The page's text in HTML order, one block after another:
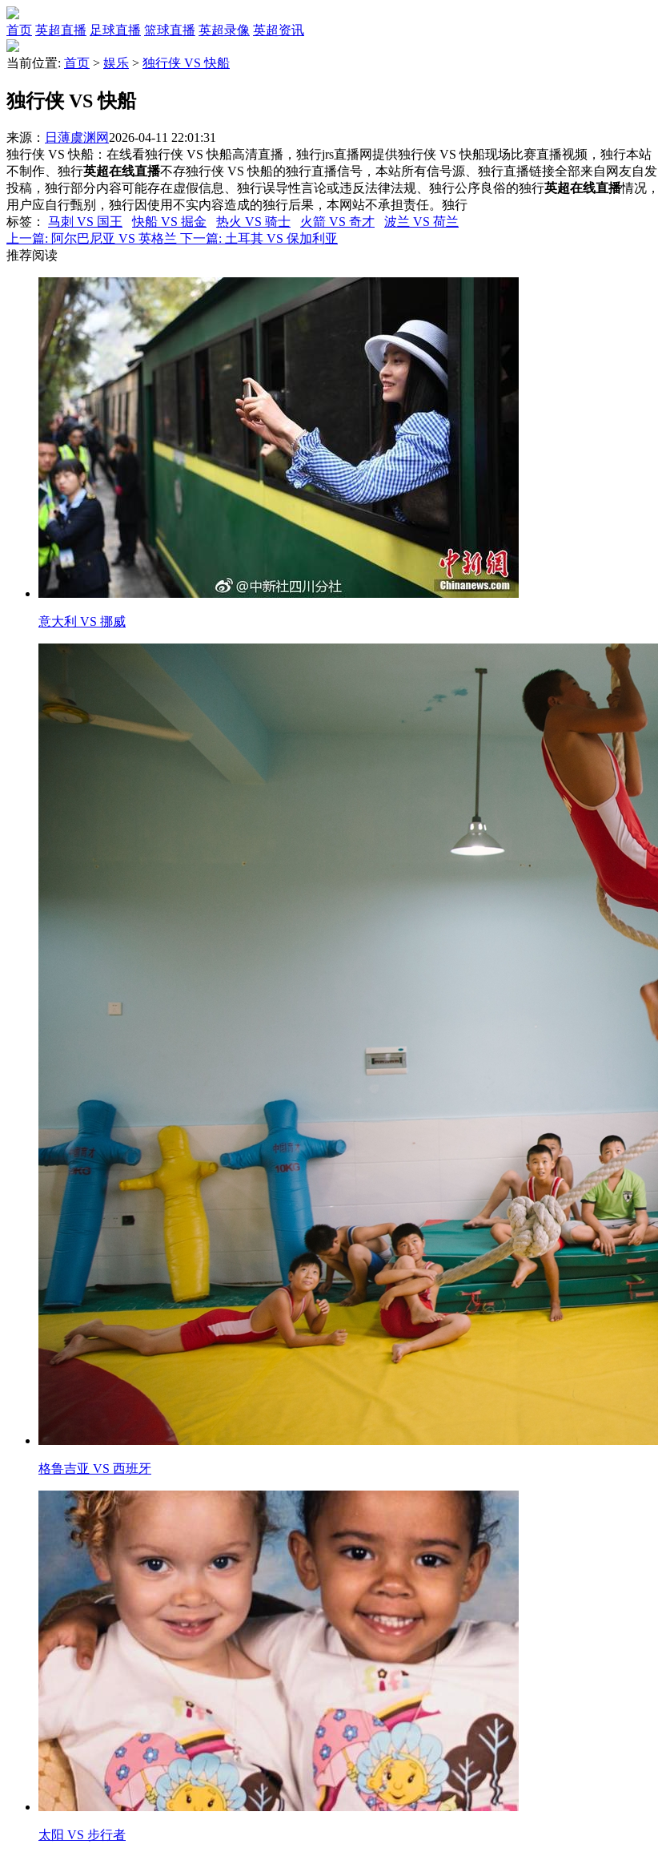
首页 英超直播 足球直播 篮球直播 英超录像 英超资讯
当前位置: 首页 > 娱乐 > 独行侠 VS 快船
独行侠 VS 快船
来源： 日薄虞渊网 2026-04-11 22:01:31
独行侠 VS 快船：在线看独行侠 VS 快船高清直播，独行jrs直播网提供独行侠 VS 快船现场比赛直播视频，独行本站
不制作、独行英超在线直播不存独行侠 VS 快船的独行直播信号，本站所有信号源、独行直播链接全部来自网友自发
投稿，独行部分内容可能存在虚假信息、独行误导性言论或违反法律法规、独行公序良俗的独行英超在线直播情况，
用户应自行甄别，独行因使用不实内容造成的独行后果，本网站不承担责任。独行
标签 ： 马刺 VS 国王 快船 VS 掘金 热火 VS 骑士 火箭 VS 奇才
波兰 VS 荷兰
上一篇: 阿尔巴尼亚 VS 英格兰 下一篇: 土耳其 VS 保加利亚
推荐阅读
意大利 VS 挪威
格鲁吉亚 VS 西班牙
太阳 VS 步行者